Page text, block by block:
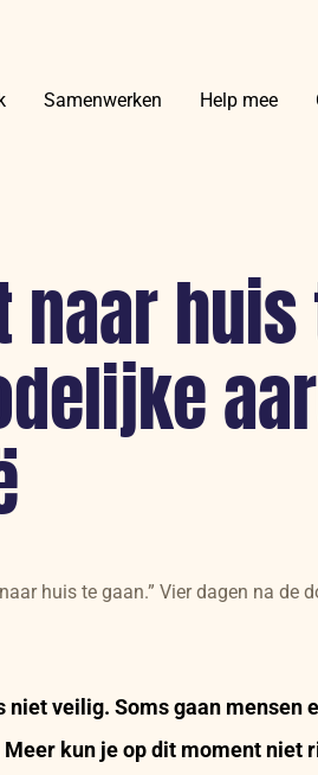
Samenwerken Help mee
huis te gaan.” Vier dagen na de
niet veilig. Soms gaan mensen
kun je op dit moment niet